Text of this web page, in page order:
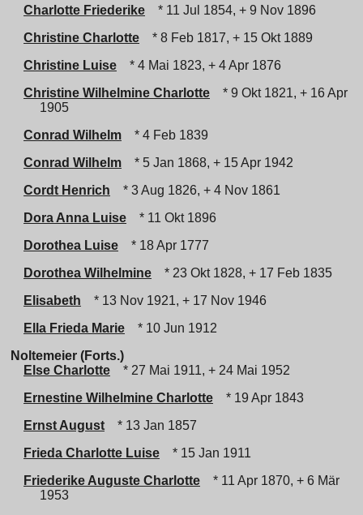
Charlotte Friederike
* 11 Jul 1854, + 9 Nov 1896
Christine Charlotte
* 8 Feb 1817, + 15 Okt 1889
Christine Luise
* 4 Mai 1823, + 4 Apr 1876
Christine Wilhelmine Charlotte
* 9 Okt 1821, + 16 Apr
1905
Conrad Wilhelm
* 4 Feb 1839
Conrad Wilhelm
* 5 Jan 1868, + 15 Apr 1942
Cordt Henrich
* 3 Aug 1826, + 4 Nov 1861
Dora Anna Luise
* 11 Okt 1896
Dorothea Luise
* 18 Apr 1777
Dorothea Wilhelmine
* 23 Okt 1828, + 17 Feb 1835
Elisabeth
* 13 Nov 1921, + 17 Nov 1946
Ella Frieda Marie
* 10 Jun 1912
Noltemeier (Forts.)
Else Charlotte
* 27 Mai 1911, + 24 Mai 1952
Ernestine Wilhelmine Charlotte
* 19 Apr 1843
Ernst August
* 13 Jan 1857
Frieda Charlotte Luise
* 15 Jan 1911
Friederike Auguste Charlotte
* 11 Apr 1870, + 6 Mär
1953